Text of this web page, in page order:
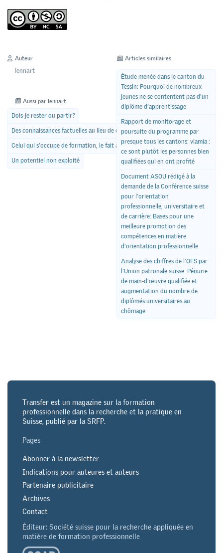
Auteur
lennart
Aussi par lennart
Dois-je rester ou partir?
Des connaissances factuelles au lieu de conseils pratiques?
Celui qui s’occupe de formation, le fait aussi par conviction
Un potentiel non exploité
Articles similaires
Étude menée dans le canton du
Tessin: Pourquoi de nombreux
jeunes ne se contentent pas d’un
diplôme d’apprentissage
Rapport de monitorage et
poursuite du programme par
presque tous les cantons: viamia :
ce sont plutôt les personnes bien
qualifiées qui en ont profité
Document ASOU rédigé à la
demande de la Conférence suisse
pour l'orientation
professionnelle, universitaire et
de carrière: Bases pour une
meilleure promotion des
compétences en matière
d’orientation professionnelle
Analyse des chiffres de l'OFS par
l'Union patronale suisse: Pénurie
de main-d’œuvre qualifiée et
augmentation du nombre de
diplômés universitaires au
chômage
Transfer est un magazine sur la formation
professionnelle dans la recherche et la pratique en
Suisse, publié par la SRFP.
Pages
Abonner à la newsletter
Indications pour auteures et auteurs
Partenaire publicitaire
Archives
Contact
Éditeur: Société suisse pour la recherche appliquée en
matière de formation professionnelle